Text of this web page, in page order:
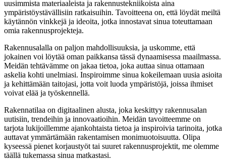
uusimmista materiaaleista ja rakennustekniikoista aina
ympäristöystävällisiin ratkaisuihin. Tavoitteena on, että löydät meiltä
käytännön vinkkejä ja ideoita, jotka innostavat sinua toteuttamaan
omia rakennusprojekteja.
Rakennusalalla on paljon mahdollisuuksia, ja uskomme, että
jokainen voi löytää oman paikkansa tässä dynaamisessa maailmassa.
Meidän tehtävämme on jakaa tietoa, joka auttaa sinua ottamaan
askelia kohti unelmiasi. Inspiroimme sinua kokeilemaan uusia asioita
ja kehittämään taitojasi, jotta voit luoda ympäristöjä, joissa ihmiset
voivat elää ja työskennellä.
Rakennatilaa on digitaalinen alusta, joka keskittyy rakennusalan
uutisiin, trendeihin ja innovaatioihin. Meidän tavoitteemme on
tarjota lukijoillemme ajankohtaista tietoa ja inspiroivia tarinoita, jotka
auttavat ymmärtämään rakentamisen monimuotoisuutta. Olipa
kyseessä pienet korjaustyöt tai suuret rakennusprojektit, me olemme
täällä tukemassa sinua matkastasi.